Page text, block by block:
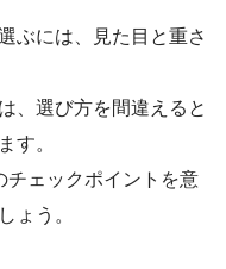
ぶには、見た目と重さ
、選び方を間違えると
す。
チェックポイントを意
ょう。